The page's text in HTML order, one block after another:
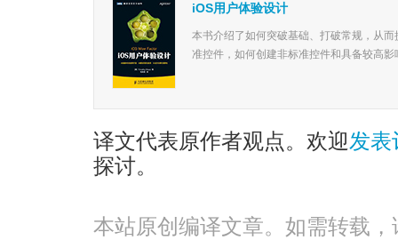
iOS用户体验设计
本书介绍了如何突破基础、打破常规，从
准控件，如何创建非标准控件和具备较高
译文代表原作者观点。欢迎发表
探讨。
本站原创编译文章。如需转载